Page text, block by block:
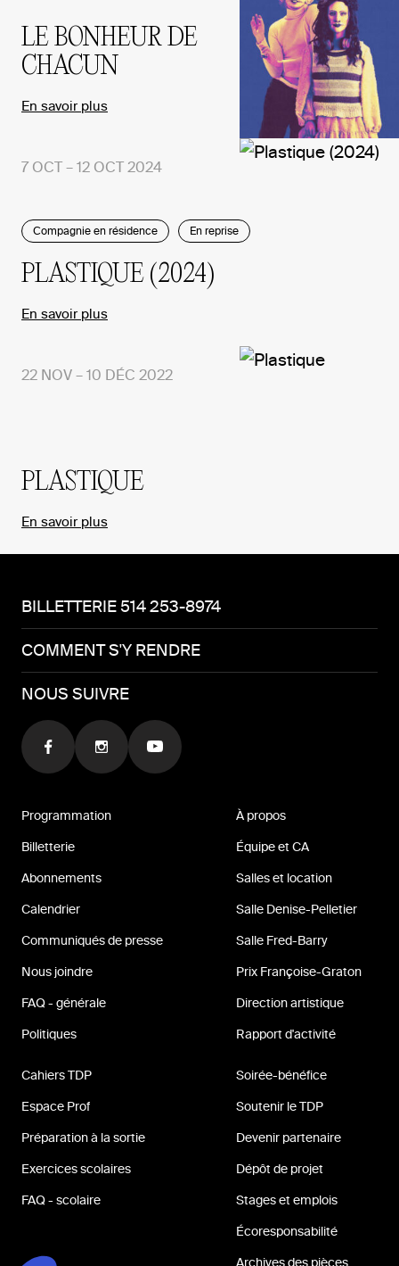
LE BONHEUR DE
CHACUN
En savoir plus
Compagnie en résidence En reprise
PLASTIQUE (2024)
7 OCT – 12 OCT 2024
En savoir plus
PLASTIQUE
22 NOV – 10 DÉC 2022
En savoir plus
BILLETTERIE 514 253-8974
COMMENT S'Y RENDRE
NOUS SUIVRE
Programmation
Billetterie
Abonnements
Calendrier
Communiqués de presse
Nous joindre
FAQ - générale
Politiques
À propos
Équipe et CA
Salles et location
Salle Denise-Pelletier
Salle Fred-Barry
Prix Françoise-Graton
Direction artistique
Rapport d'activité
Cahiers TDP
Espace Prof
Préparation à la sortie
Exercices scolaires
FAQ - scolaire
Soirée-bénéfice
Soutenir le TDP
Devenir partenaire
Dépôt de projet
Stages et emplois
Écoresponsabilité
Archives des pièces